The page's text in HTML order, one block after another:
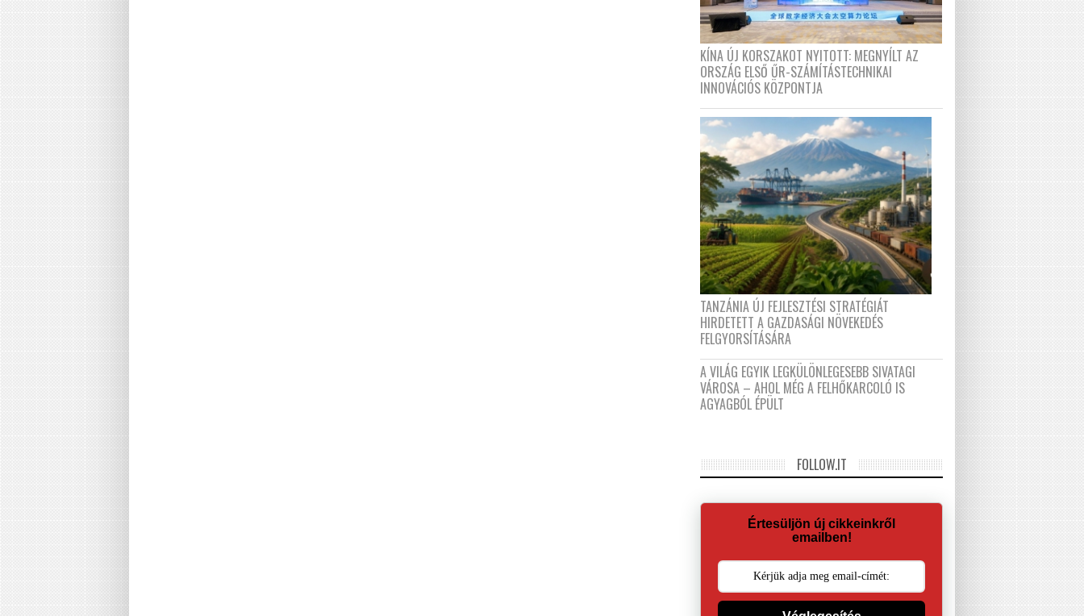
KÍNA ÚJ KORSZAKOT NYITOTT: MEGNYÍLT AZ
ORSZÁG ELSŐ ŰR-SZÁMÍTÁSTECHNIKAI
INNOVÁCIÓS KÖZPONTJA
TANZÁNIA ÚJ FEJLESZTÉSI STRATÉGIÁT
HIRDETETT A GAZDASÁGI NÖVEKEDÉS
FELGYORSÍTÁSÁRA
A VILÁG EGYIK LEGKÜLÖNLEGESEBB SIVATAGI
VÁROSA – AHOL MÉG A FELHŐKARCOLÓ IS
AGYAGBÓL ÉPÜLT
FOLLOW.IT
Értesüljön új cikkeinkről
emailben!